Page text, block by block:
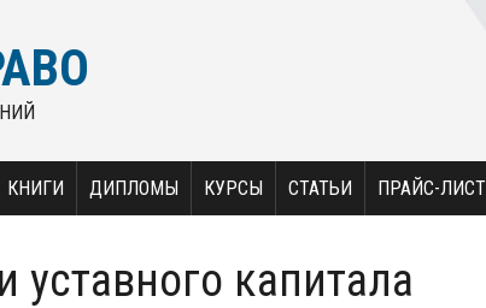
КНИГИ ДИПЛОМЫ КУРСЫ СТАТЬИ ПРАЙС-ЛИСТ
капитала